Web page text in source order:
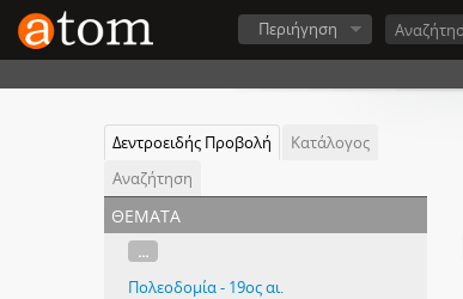
Περιήγηση
Δεντροειδής Προβολή
Κατάλογος
Αναζήτηση
θέματα
...
Πολεοδομία - 19ος αι.